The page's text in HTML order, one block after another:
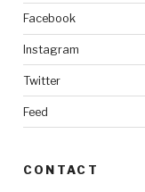
Facebook
Instagram
Twitter
Feed
CONTACT